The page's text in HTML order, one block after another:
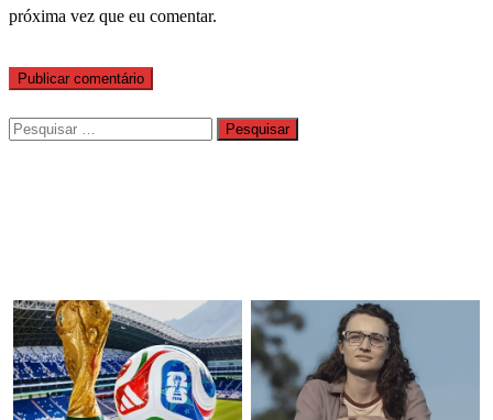
próxima vez que eu comentar.
Pesquisar
por: